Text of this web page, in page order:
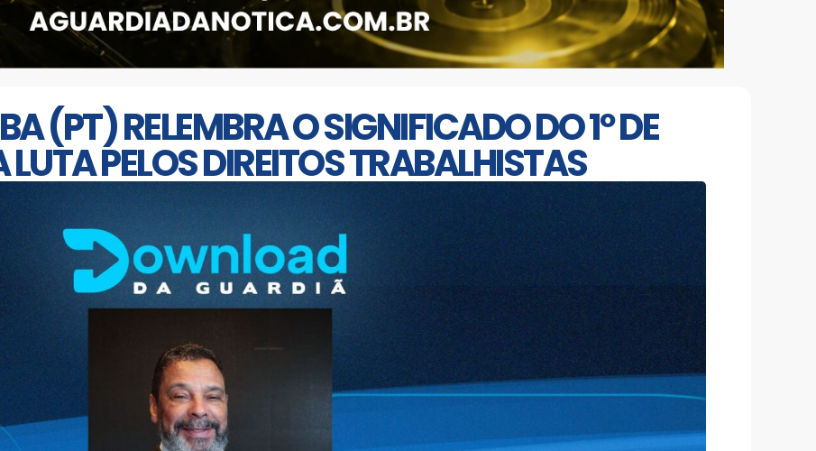
(PT) RELEMBRA O SIGNIFICADO DO 1º DE
PELOS DIREITOS TRABALHISTAS